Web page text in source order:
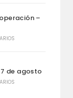
–
de agosto